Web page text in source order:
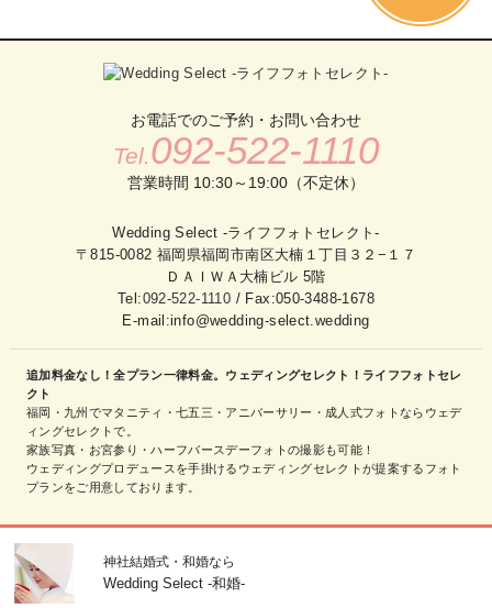
お電話でのご予約・お問い合わせ
Tel.092-522-1110
営業時間 10:30～19:00（不定休）
Wedding Select -ライフフォトセレクト-
〒815-0082 福岡県福岡市南区大楠１丁目３２−１７
ＤＡＩＷＡ大楠ビル 5階
Tel:092-522-1110 / Fax:050-3488-1678
E-mail:info@wedding-select.wedding
追加料金なし！全プラン一律料金。ウェディングセレクト！ライフフォトセレ
クト
福岡・九州でマタニティ・七五三・アニバーサリー・成人式フォトならウェデ
ィングセレクトで。
家族写真・お宮参り・ハーフバースデーフォトの撮影も可能！
ウェディングプロデュースを手掛けるウェディングセレクトが提案するフォト
プランをご用意しております。
神社結婚式・和婚なら
Wedding Select -和婚-